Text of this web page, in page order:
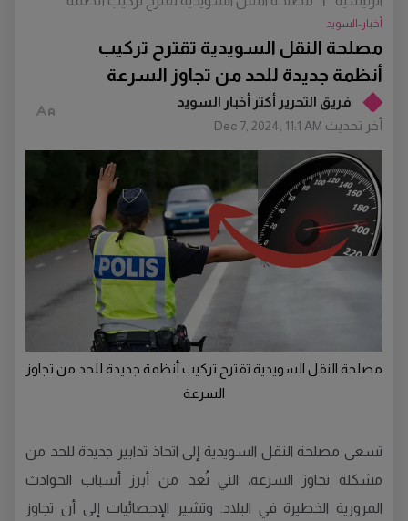
فريق التحرير أكتر أخبار السويد
أخر تحديث Dec 7, 2024, 11:1 AM
مصلحة النقل السويدية تقترح تركيب
أنظمة جديدة للحد من تجاوز السرعة
أخبار-السويد
مصلحة النقل السويدية تقترح تركيب أنظمة جديدة للحد من تجاوز
السرعة
تسعى مصلحة النقل السويدية إلى اتخاذ تدابير جديدة للحد من
مشكلة تجاوز السرعة، التي تُعد من أبرز أسباب الحوادث
المرورية الخطيرة في البلاد. وتشير الإحصائيات إلى أن تجاوز